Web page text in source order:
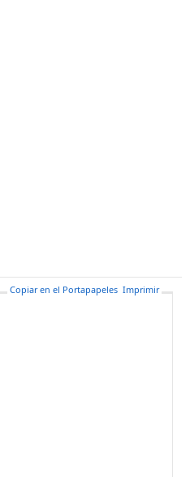
Copiar en el Portapapeles Imprimir